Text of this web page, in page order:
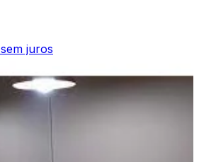
sem juros